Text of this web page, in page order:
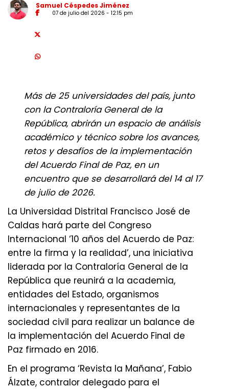
Samuel Céspedes Jiménez
07 de julio del 2026 - 12:15 pm
Más de 25 universidades del país, junto
con la Contraloría General de la
República, abrirán un espacio de análisis
académico y técnico sobre los avances,
retos y desafíos de la implementación
del Acuerdo Final de Paz, en un
encuentro que se desarrollará del 14 al 17
de julio de 2026.
La Universidad Distrital Francisco José de
Caldas hará parte del Congreso
Internacional ‘10 años del Acuerdo de Paz:
entre la firma y la realidad’, una iniciativa
liderada por la Contraloría General de la
República que reunirá a la academia,
entidades del Estado, organismos
internacionales y representantes de la
sociedad civil para realizar un balance de
la implementación del Acuerdo Final de
Paz firmado en 2016.
En el programa ‘Revista la Mañana’, Fabio
Álzate, contralor delegado para el